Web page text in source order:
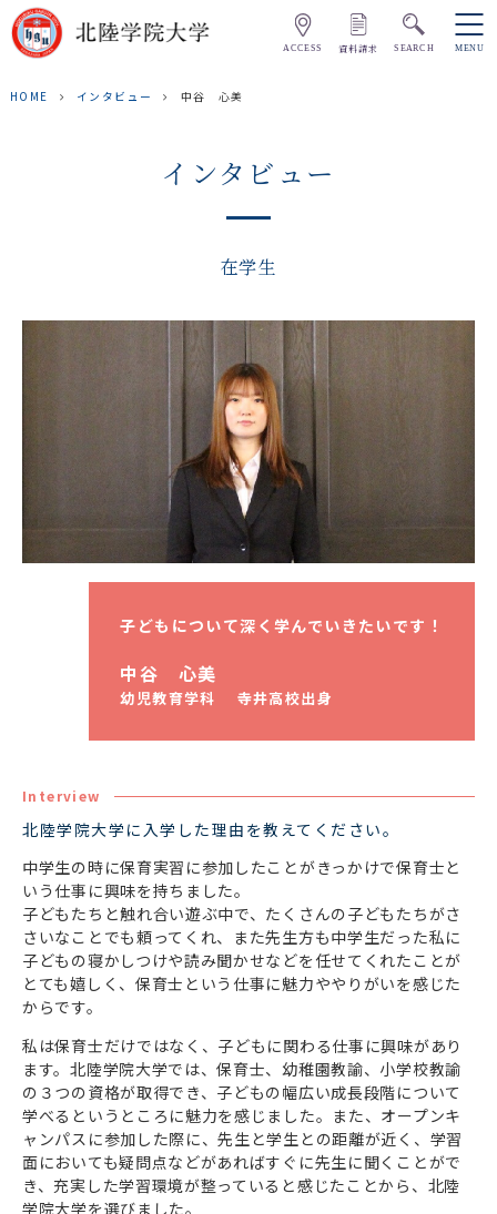
ACCESS 資料請求 SEARCH MENU
HOME インタビュー 中谷 心美
インタビュー
在学生
子どもについて深く学んでいきたいです！
中谷 心美
幼児教育学科 寺井高校出身
Interview
北陸学院大学に入学した理由を教えてください。
中学生の時に保育実習に参加したことがきっかけで保育士と
いう仕事に興味を持ちました。
子どもたちと触れ合い遊ぶ中で、たくさんの子どもたちがさ
さいなことでも頼ってくれ、また先生方も中学生だった私に
子どもの寝かしつけや読み聞かせなどを任せてくれたことが
とても嬉しく、保育士という仕事に魅力ややりがいを感じた
からです。
私は保育士だけではなく、子どもに関わる仕事に興味があり
ます。北陸学院大学では、保育士、幼稚園教諭、小学校教諭
の３つの資格が取得でき、子どもの幅広い成長段階について
学べるというところに魅力を感じました。また、オープンキ
ャンパスに参加した際に、先生と学生との距離が近く、学習
面においても疑問点などがあればすぐに先生に聞くことがで
き、充実した学習環境が整っていると感じたことから、北陸
学院大学を選びました。